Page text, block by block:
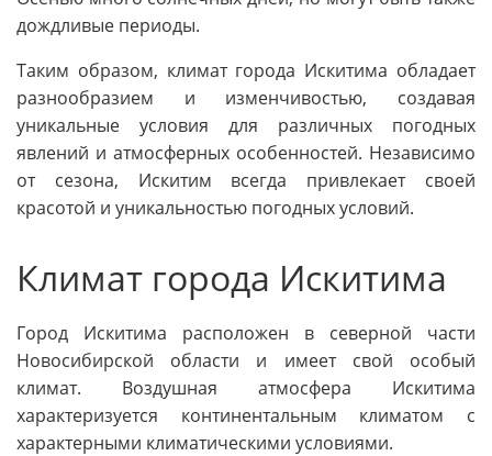
дождливые периоды.
Таким образом, климат города Искитима обладает
разнообразием и изменчивостью, создавая
уникальные условия для различных погодных
явлений и атмосферных особенностей. Независимо
от сезона, Искитим всегда привлекает своей
красотой и уникальностью погодных условий.
Климат города Искитима
Город Искитима расположен в северной части
Новосибирской области и имеет свой особый
климат. Воздушная атмосфера Искитима
характеризуется континентальным климатом с
характерными климатическими условиями.